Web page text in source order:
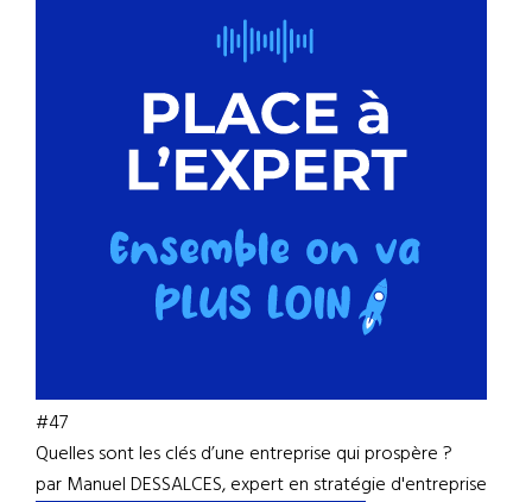
#47
Quelles sont les clés d’une entreprise qui prospère ?
par Manuel DESSALCES, expert en stratégie d'entreprise